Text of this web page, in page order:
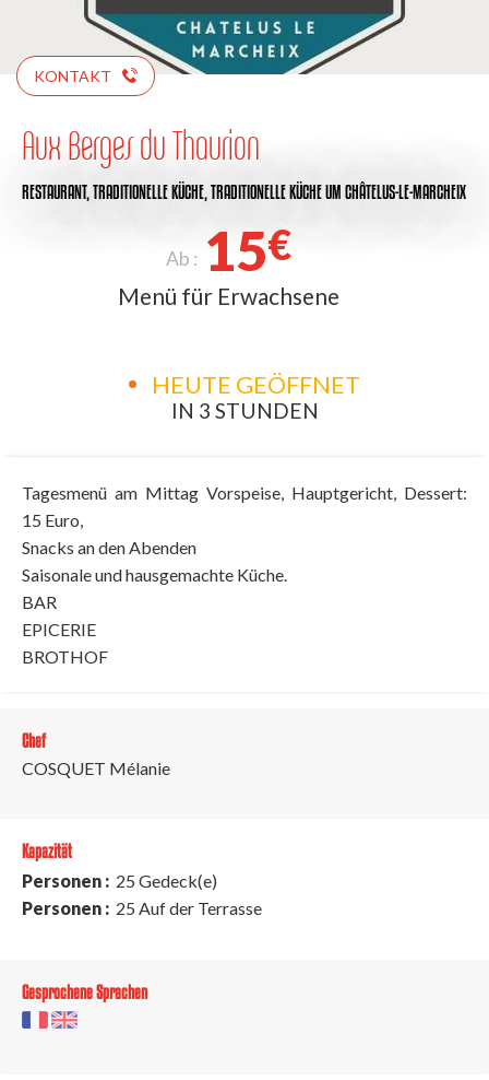
KONTAKT
Aux Berges du Thaurion
RESTAURANT, TRADITIONELLE KÜCHE, TRADITIONELLE KÜCHEUM CHÂTELUS-LE-MARCHEIX
Ab : 15€
Menü für Erwachsene
HEUTE GEÖFFNET
IN 3 STUNDEN
Tagesmenü am Mittag Vorspeise, Hauptgericht, Dessert:
15 Euro,
Snacks an den Abenden
Saisonale und hausgemachte Küche.
BAR
EPICERIE
BROTHOF
Chef
COSQUET Mélanie
Kapazität
Personen : 25 Gedeck(e)
Personen : 25 Auf der Terrasse
Gesprochene Sprachen